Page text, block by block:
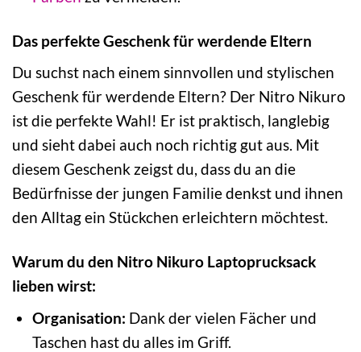
Das perfekte Geschenk für werdende Eltern
Du suchst nach einem sinnvollen und stylischen
Geschenk für werdende Eltern? Der Nitro Nikuro
ist die perfekte Wahl! Er ist praktisch, langlebig
und sieht dabei auch noch richtig gut aus. Mit
diesem Geschenk zeigst du, dass du an die
Bedürfnisse der jungen Familie denkst und ihnen
den Alltag ein Stückchen erleichtern möchtest.
Warum du den Nitro Nikuro Laptoprucksack
lieben wirst:
Organisation: Dank der vielen Fächer und
Taschen hast du alles im Griff.